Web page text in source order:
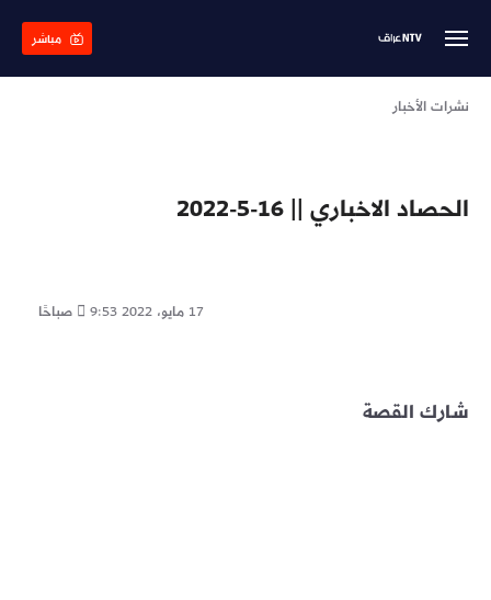
main
مباشر
نشرات الأخبار
الحصاد الاخباري || 16-5-2022
17 مايو، 2022 9:53 صباحًا
شارك القصة